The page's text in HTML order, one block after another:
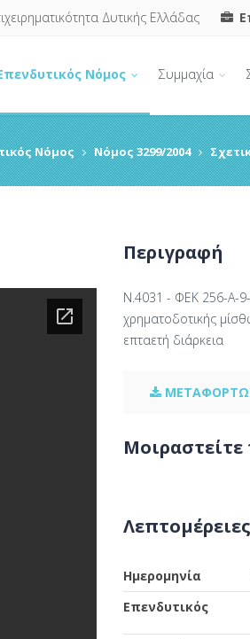
Δυτικής Ελλάδας
Νόμος Συμμαχία
Νόμος Νόμος 3299/2004
Περιγραφή
Ν.4031 - ΦΕΚ 256-Α-
χρηματοδοτικής
επταετή διάρκεια
Μοιραστείτε
Λεπτομέρειες
Ημερομηνία
Επενδυτικός